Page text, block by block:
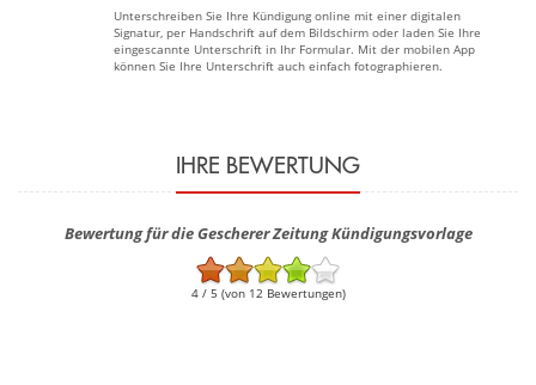
Unterschreiben Sie Ihre Kündigung online mit einer digitalen
Signatur, per Handschrift auf dem Bildschirm oder laden Sie Ihre
eingescannte Unterschrift in Ihr Formular. Mit der mobilen App
können Sie Ihre Unterschrift auch einfach fotographieren.
IHRE BEWERTUNG
Bewertung für die Gescherer Zeitung Kündigungsvorlage
4 / 5 (von 12 Bewertungen)